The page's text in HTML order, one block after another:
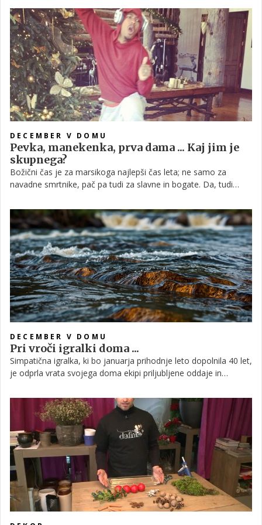
lahko božično vzdušje pričarate zunaj!
DECEMBER V DOMU
Pevka, manekenka, prva dama ... Kaj jim je
skupnega?
Božični čas je za marsikoga najlepši čas leta; ne samo za
navadne smrtnike, pač pa tudi za slavne in bogate. Da, tudi
smrečico ter se veselijo obdarovanja, nekateri izmed njih pa z
oboževalci delijo praznično vzdušje na družbenih omrežjih.
Poglejmo, kdo izmed njih je pokazal božično drevesce na
Instagramu!
DECEMBER V DOMU
Pri vroči igralki doma ...
Simpatična igralka, ki bo januarja prihodnje leto dopolnila 40 let,
je odprla vrata svojega doma ekipi priljubljene oddaje in
tako očarljiva hiška še lepša in še bolj domača.